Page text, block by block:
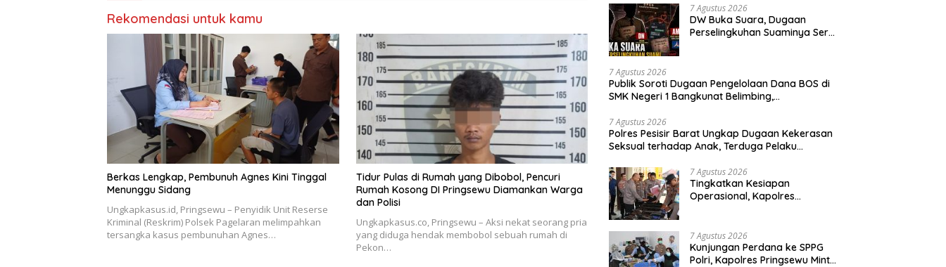
Rekomendasi untuk kamu
Berkas Lengkap, Pembunuh Agnes Kini Tinggal
Menunggu Sidang
Ungkapkasus.id, Pringsewu – Penyidik Unit Reserse
Kriminal (Reskrim) Polsek Pagelaran melimpahkan
tersangka kasus pembunuhan Agnes…
Tidur Pulas di Rumah yang Dibobol, Pencuri
Rumah Kosong DI Pringsewu Diamankan Warga
dan Polisi
Ungkapkasus.co, Pringsewu – Aksi nekat seorang pria
yang diduga hendak membobol sebuah rumah di
Pekon…
SMK NEGERI 1 BANGKUNAT BELIMBING,
TRANSPARANSI ANGGARAN JADI PERHATIAN” DI
UNGKAPKASUS.ID TANGGAL 7 AGUSTUS 2026
7 Agustus 2026
DW Buka Suara, Dugaan
Perselingkuhan Suaminya Seret
7 Agustus 2026
Publik Soroti Dugaan Pengelolaan Dana BOS di
SMK Negeri 1 Bangkunat Belimbing,
7 Agustus 2026
Polres Pesisir Barat Ungkap Dugaan Kekerasan
Seksual terhadap Anak, Terduga Pelaku
7 Agustus 2026
Tingkatkan Kesiapan
Operasional, Kapolres
7 Agustus 2026
Kunjungan Perdana ke SPPG
Polri, Kapolres Pringsewu Minta